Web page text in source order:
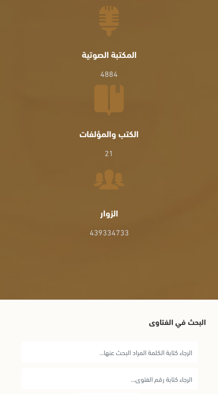
المكتبة الصوتية
4884
الكتب والمؤلفات
21
الزوار
439334733
البحث في الفتاوى